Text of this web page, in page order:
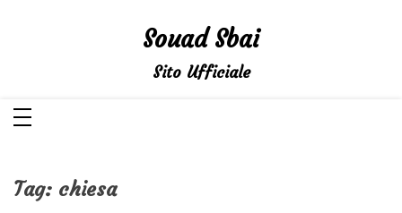
Souad Sbai
Sito Ufficiale
Tag: chiesa